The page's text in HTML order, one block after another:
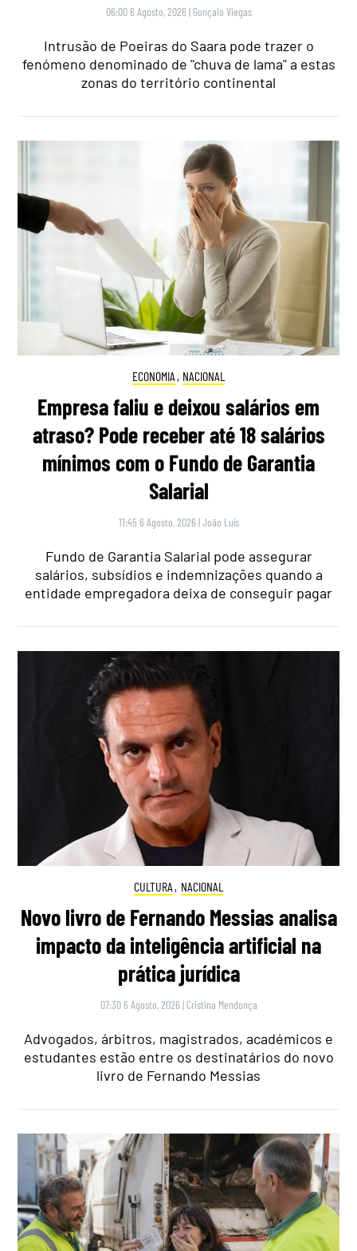
06:00 6 Agosto, 2026 | Gonçalo Viegas
Intrusão de Poeiras do Saara pode trazer o
fenómeno denominado de "chuva de lama" a estas
zonas do território continental
ECONOMIA , NACIONAL
Empresa faliu e deixou salários em
atraso? Pode receber até 18 salários
mínimos com o Fundo de Garantia
Salarial
11:45 6 Agosto, 2026 |João Luís
Fundo de Garantia Salarial pode assegurar
salários, subsídios e indemnizações quando a
entidade empregadora deixa de conseguir pagar
CULTURA , NACIONAL
Novo livro de Fernando Messias analisa
impacto da inteligência artificial na
prática jurídica
07:30 6 Agosto, 2026 | Cristina Mendonça
Advogados, árbitros, magistrados, académicos e
estudantes estão entre os destinatários do novo
livro de Fernando Messias